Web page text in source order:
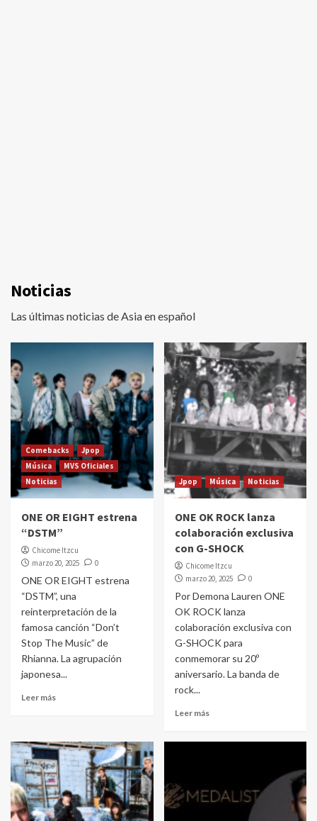
Noticias
Las últimas noticias de Asia en español
Comebacks
Jpop
Música
MVS Oficiales
Noticias
ONE OR EIGHT estrena
“DSTM”
Chicome Itzcu
marzo 20, 2025
0
ONE OR EIGHT estrena
“DSTM”, una
reinterpretación de la
famosa canción “Don’t
Stop The Music” de
Rhianna. La agrupación
japonesa...
Leer más
Jpop Música Noticias
ONE OK ROCK lanza
colaboración exclusiva
con G-SHOCK
Chicome Itzcu
marzo 20, 2025
0
Por Demona Lauren ONE
OK ROCK lanza
colaboración exclusiva con
G-SHOCK para
conmemorar su 20º
aniversario. La banda de
rock...
Leer más